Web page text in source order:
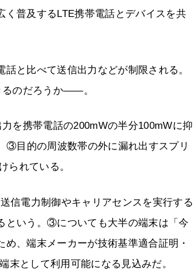
く普及するLTE携帯電話とデバイスを共
と比べて送信出力などが制限される。
るのだろうか――。
を携帯電話の200mWの半分100mWに抑
③目的の周波数帯の外に漏れ出すスプリ
られている。
信電力制御やキャリアセンスを実行する
いう。③についても大半の端末は「今
、端末メーカーが技術基準適合証明・
末として利用可能になる見込みだ。